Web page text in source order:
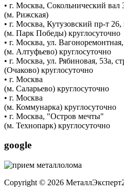
• г. Москва, Сокольнический вал
(м. Рижская)
• г. Москва, Кутузовский пр-т 26,
(м. Парк Победы) круглосуточно
• г. Москва, ул.
(м. Алтуфьево) круглосуточно
• г. Москва, ул. Рябиновая, 53а,
(Очаково) круглосуточно
• г. Москва
(м. Саларьево) круглосуточно
• г. Москва
(м. Коммунарка) круглосуточно
• г. Москва, "Остров мечты"
(м. Технопарк) круглосуточно
google
Copyright © 2026